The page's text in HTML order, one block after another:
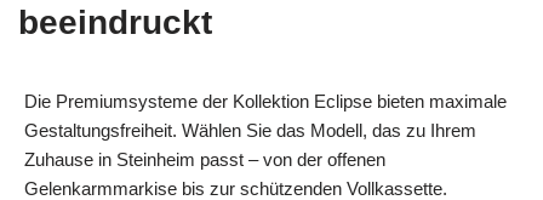
beeindruckt
Die Premiumsysteme der Kollektion Eclipse bieten maximale
Gestaltungsfreiheit. Wählen Sie das Modell, das zu Ihrem
Zuhause in Steinheim passt – von der offenen
Gelenkarmmarkise bis zur schützenden Vollkassette.